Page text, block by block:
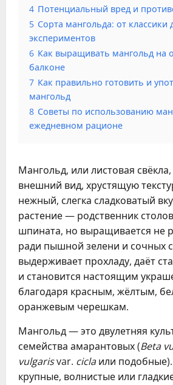
4 Потенциальный вред и
5 Сорта мангольда: от классики
экспериментов
6 Как выращивать мангольд на
балконе
7 Как правильно готовить и
мангольд
8 Советы по использованию
ежедневном рационе
Мангольд, или листовая
внешний вид, хрустящую
нежный, слегка сладковатый
растение — родственник
шпината, но выращивается не
ради пышной зелени и сочных
выдерживает прохладу, даёт
и становится настоящим
благодаря красным, жёлтым,
оранжевым черешкам.
Мангольд — это двулетняя
семейства амарантовых (Beta
vulgarisvar. ciclaили
крупные, волнистые или